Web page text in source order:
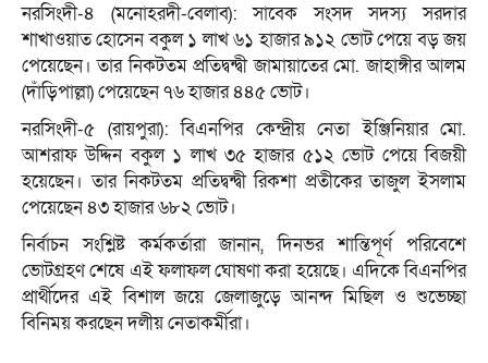
​নরসিংদী-৪ (মনোহরদী-বেলাব): সাবেক সংসদ সদস্য সরদার
শাখাওয়াত হোসেন বকুল ১ লাখ ৬১ হাজার ৯১২ ভোট পেয়ে বড় জয়
পেয়েছেন। তার নিকটতম প্রতিদ্বন্দ্বী জামায়াতের মো. জাহাঙ্গীর আলম
(দাঁড়িপাল্লা) পেয়েছেন ৭৬ হাজার ৪৪৫ ভোট।
​নরসিংদী-৫ (রায়পুরা): বিএনপির কেন্দ্রীয় নেতা ইঞ্জিনিয়ার মো.
আশরাফ উদ্দিন বকুল ১ লাখ ৩৫ হাজার ৫১২ ভোট পেয়ে বিজয়ী
হয়েছেন। তার নিকটতম প্রতিদ্বন্দ্বী রিকশা প্রতীকের তাজুল ইসলাম
পেয়েছেন ৪৩ হাজার ৬৮২ ভোট।
​নির্বাচন সংশ্লিষ্ট কর্মকর্তারা জানান, দিনভর শান্তিপূর্ণ পরিবেশে
ভোটগ্রহণ শেষে এই ফলাফল ঘোষণা করা হয়েছে। এদিকে বিএনপির
প্রার্থীদের এই বিশাল জয়ে জেলাজুড়ে আনন্দ মিছিল ও শুভেচ্ছা
বিনিময় করছেন দলীয় নেতাকর্মীরা।